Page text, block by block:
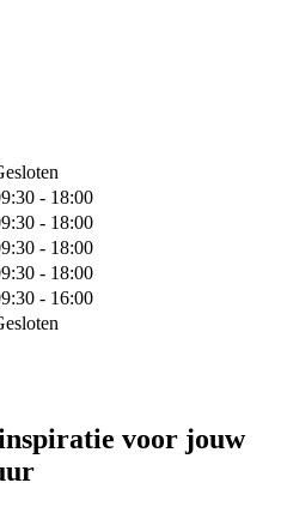
- 18:00
- 18:00
- 18:00
- 18:00
- 16:00
voor jouw